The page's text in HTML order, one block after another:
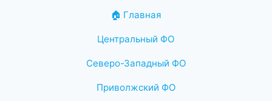
🏠 Главная
Центральный ФО
Северо-Западный ФО
Приволжский ФО